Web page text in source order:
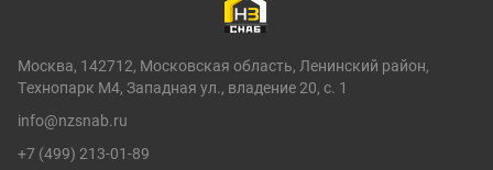
Москва, 142712, Московская область, Ленинский район,
Технопарк М4, Западная ул., владение 20, с. 1
info@nzsnab.ru
+7 (499) 213-01-89